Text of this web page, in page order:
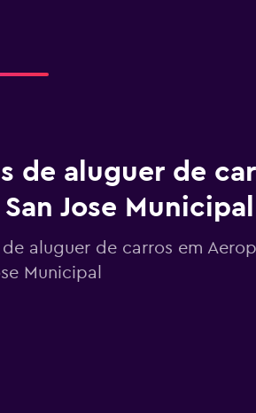
de aluguer de
Jose Municipal
aluguer de carros em
Municipal